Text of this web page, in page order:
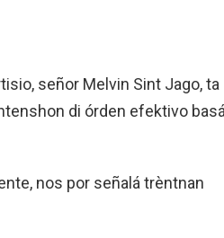
señor Melvin Sint Jago, ta
di órden efektivo basá
nos por señalá trèntnan